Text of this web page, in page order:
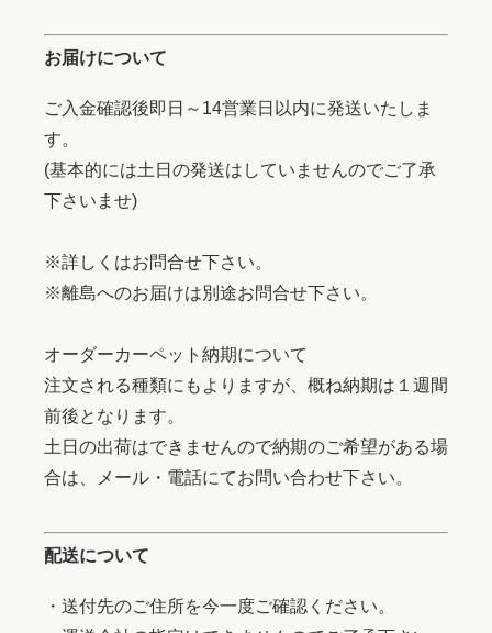
お届けについて
ご入金確認後即日～14営業日以内に発送いたしま
す。
(基本的には土日の発送はしていませんのでご了承
下さいませ)
※詳しくはお問合せ下さい。
※離島へのお届けは別途お問合せ下さい。
オーダーカーペット納期について
注文される種類にもよりますが、概ね納期は１週間
前後となります。
土日の出荷はできませんので納期のご希望がある場
合は、メール・電話にてお問い合わせ下さい。
配送について
・送付先のご住所を今一度ご確認ください。